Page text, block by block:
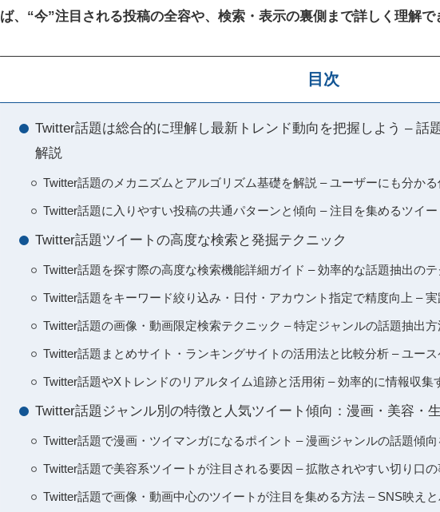
ば、“今”注目される投稿の全容や、検索・表示の裏側まで詳しく理解で
目次
Twitter話題は総合的に理解し最新トレンド動向を把握しよう – 話
解説
Twitter話題のメカニズムとアルゴリズム基礎を解説 – ユーザーにも分か
Twitter話題に入りやすい投稿の共通パターンと傾向 – 注目を集めるツイ
Twitter話題ツイートの高度な検索と発掘テクニック
Twitter話題を探す際の高度な検索機能詳細ガイド – 効率的な話題抽出の
Twitter話題をキーワード絞り込み・日付・アカウント指定で精度向上 –
Twitter話題の画像・動画限定検索テクニック – 特定ジャンルの話題抽出方
Twitter話題まとめサイト・ランキングサイトの活用法と比較分析 – ユー
Twitter話題やXトレンドのリアルタイム追跡と活用術 – 効率的に情報収集
Twitter話題ジャンル別の特徴と人気ツイート傾向：漫画・美容・
Twitter話題で漫画・ツイマンガになるポイント – 漫画ジャンルの話題傾
Twitter話題で美容系ツイートが注目される要因 – 拡散されやすい切り口の
Twitter話題で画像・動画中心のツイートが注目を集める方法 – SNS映え